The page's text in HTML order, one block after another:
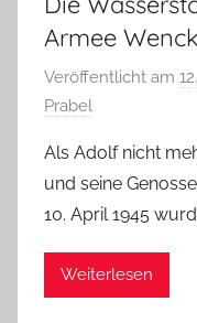
Armee
Veröffentlicht am
Prabel
Als Adolf nicht
und seine
10. April 1945
Weiterlesen